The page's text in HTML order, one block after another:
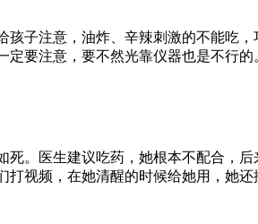
子注意，油炸、辛辣刺激的不能吃
要注意，要不然光靠仪器也是不行的
。医生建议吃药，她根本不配合，
视频，在她清醒的时候给她用，她